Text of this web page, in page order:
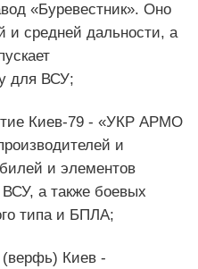
«Буревестник». Оно
средней дальности, а
для ВСУ;
Киев-79 - «УКР АРМО
и
и элементов
а также боевых
типа и БПЛА;
(верфь) Киев -